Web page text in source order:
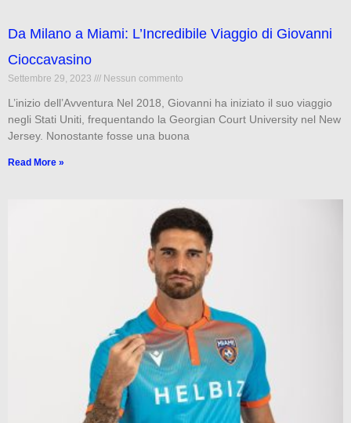
Da Milano a Miami: L’Incredibile Viaggio di Giovanni
Cioccavasino
Settembre 29, 2023 Nessun commento
L’inizio dell’Avventura Nel 2018, Giovanni ha iniziato il suo viaggio
negli Stati Uniti, frequentando la Georgian Court University nel New
Jersey. Nonostante fosse una buona
Read More »